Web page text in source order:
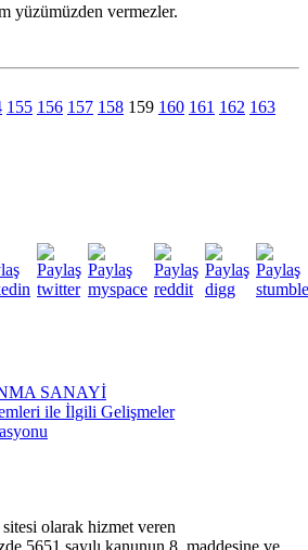
yüzümüzden vermezler.
155 156 157 158 159 160 161 162 163
SANAYİ
ile İlgili Gelişmeler
sitesi olarak hizmet veren